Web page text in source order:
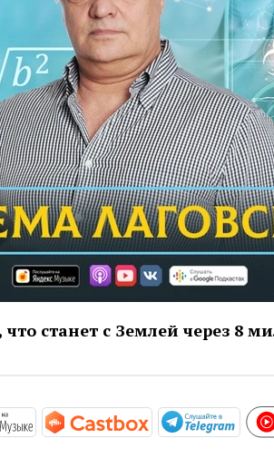
станет с Землей через 8
2rQxDfC
https://music.yandex.ru/album/
https://